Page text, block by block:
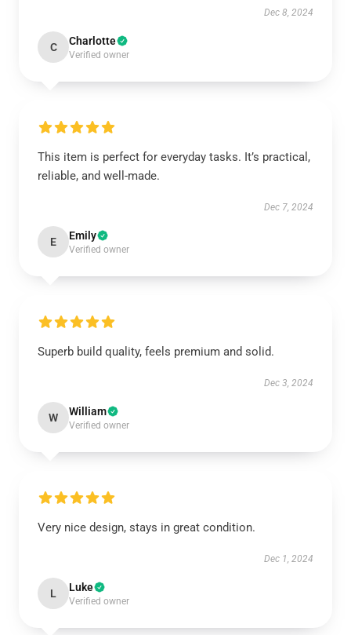
Dec 8, 2024
C Charlotte
Verified owner
This item is perfect for everyday tasks. It’s practical,
reliable, and well-made.
Dec 7, 2024
E Emily
Verified owner
Superb build quality, feels premium and solid.
Dec 3, 2024
W William
Verified owner
Very nice design, stays in great condition.
Dec 1, 2024
L Luke
Verified owner